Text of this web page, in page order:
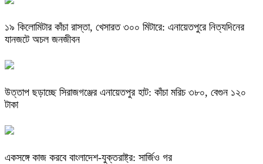
​১৯ কিলোমিটার কাঁচা রাস্তা, খেসারত ৩০০ মিটারে: এনায়েতপুরে নিত্যদিনের
যানজটে অচল জনজীবন
উত্তাপ ছড়াচ্ছে সিরাজগঞ্জের এনায়েতপুর হাট: কাঁচা মরিচ ৩৮০, বেগুন ১২০
টাকা
একসঙ্গে কাজ করবে বাংলাদেশ-যুক্তরাষ্ট্র: সার্জিও গর